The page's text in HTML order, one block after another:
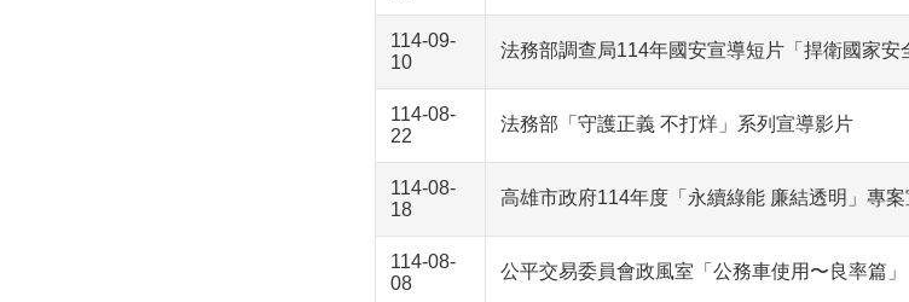
114-09-
10
法務部調查局114年國安宣導短片「捍衛國家安
114-08-
22
法務部「守護正義 不打烊」系列宣導影片
114-08-
18
高雄市政府114年度「永續綠能 廉結透明」專
114-08-
08
公平交易委員會政風室「公務車使用〜良率篇」